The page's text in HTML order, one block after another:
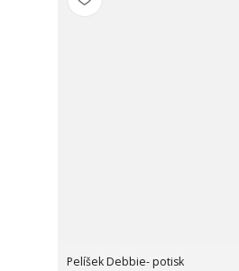
Pelíšek Debbie- potisk